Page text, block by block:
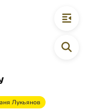
Лукьянов